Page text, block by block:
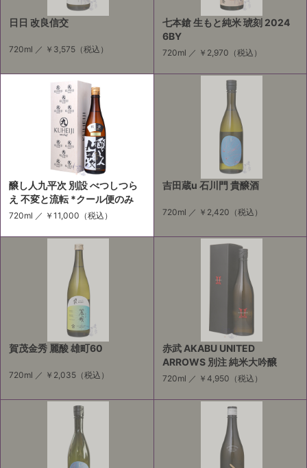
日日 改良信交
720ml ／ ￥3,575 （税込）
七本鎗 生もと純米 琥刻 2024
6BY
720ml ／ ￥2,970 （税込）
醸し人九平次 別設 べつしつら
え 不変と流転 *クール便のみ
720ml ／ ￥11,000 （税込）
吉田蔵u 石川門 貴醸酒
720ml ／ ￥2,420 （税込）
賀茂金秀 麗酸 雄町60
720ml ／ ￥2,035 （税込）
赤武 AKABU UNITED
ARROWS 別注 純米大吟醸
720ml ／ ￥4,950 （税込）